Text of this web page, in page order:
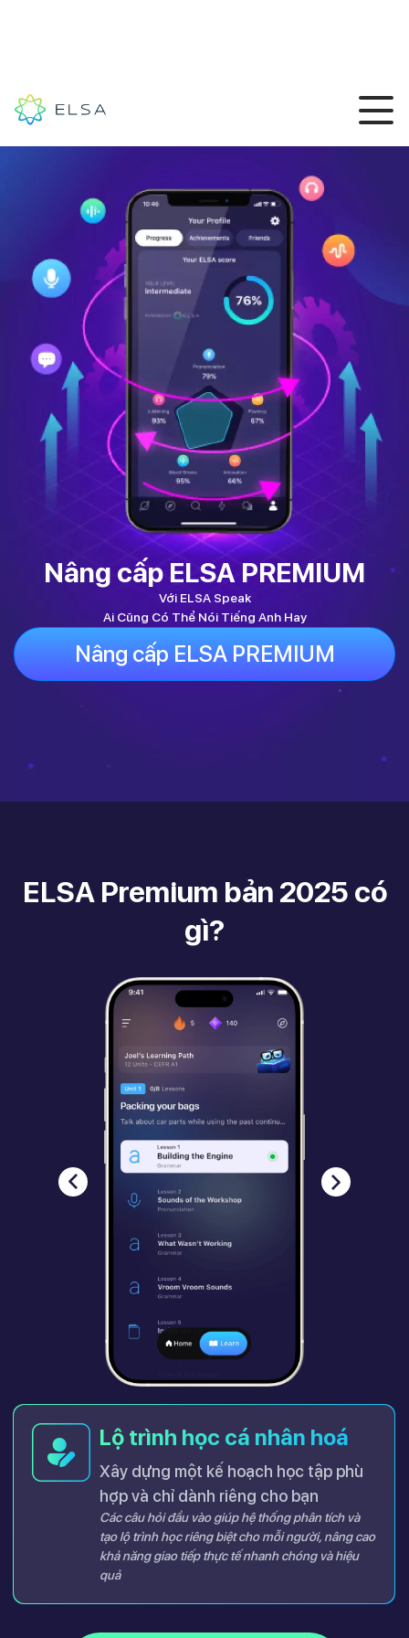
Nâng cấp ELSA PREMIUM
Với ELSA Speak
Ai Cũng Có Thể Nói Tiếng Anh Hay
Nâng cấp ELSA PREMIUM
ELSA Premium bản 2025 có
gì?
Lộ trình học cá nhân hoá
Xây dựng một kế hoạch học tập phù
hợp và chỉ dành riêng cho bạn
Các câu hỏi đầu vào giúp hệ thống phân tích và
tạo lộ trình học riêng biệt cho mỗi người, nâng cao
khả năng giao tiếp thực tế nhanh chóng và hiệu
quả